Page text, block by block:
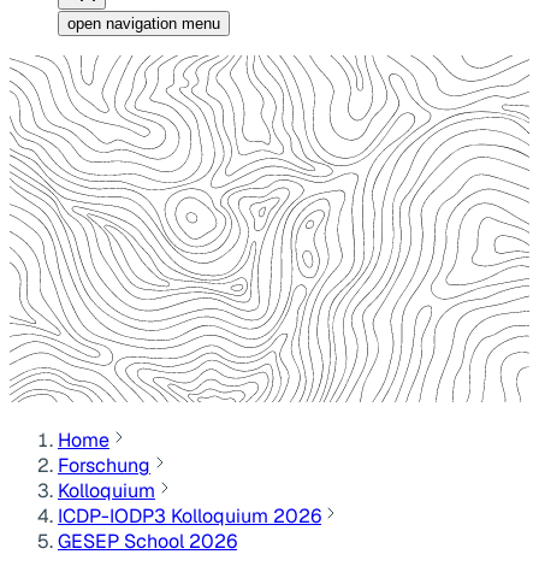
open navigation menu
Home
Forschung
Kolloquium
ICDP-IODP3 Kolloquium 2026
GESEP School 2026